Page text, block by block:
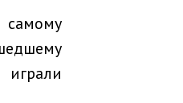
самому